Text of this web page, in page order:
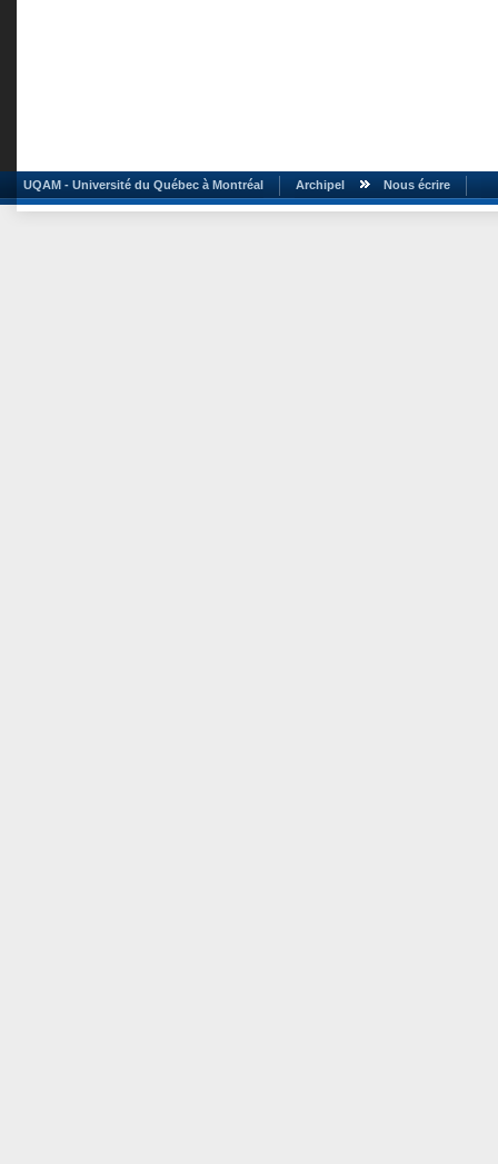
UQAM - Université du Québec à Montréal Archipel Nous écrire